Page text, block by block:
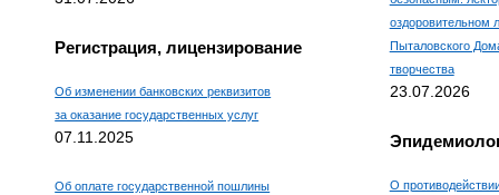
Регистрация, лицензирование
Об изменении банковских реквизитов
за оказание государственных услуг
07.11.2025
Об оплате государственной пошлины
оздоровительном
Пыталовского
творчества
23.07.2026
О